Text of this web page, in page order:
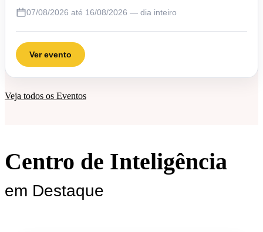
07/08/2026 até 16/08/2026 — dia inteiro
Ver evento
Veja todos os Eventos
Centro de Inteligência
em Destaque